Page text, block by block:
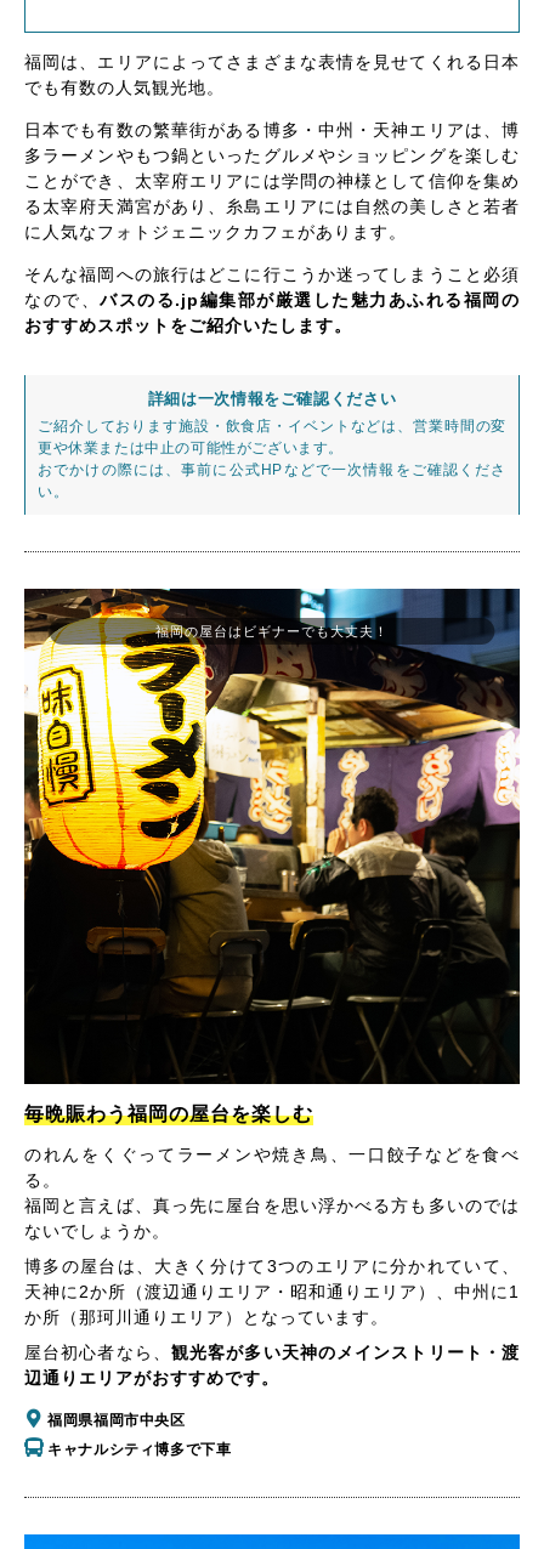
福岡は、エリアによってさまざまな表情を見せてくれる日本
でも有数の人気観光地。
日本でも有数の繁華街がある博多・中州・天神エリアは、博
多ラーメンやもつ鍋といったグルメやショッピングを楽しむ
ことができ、太宰府エリアには学問の神様として信仰を集め
る太宰府天満宮があり、糸島エリアには自然の美しさと若者
に人気なフォトジェニックカフェがあります。
そんな福岡への旅行はどこに行こうか迷ってしまうこと必須
なので、バスのる.jp編集部が厳選した魅力あふれる福岡の
おすすめスポットをご紹介いたします。
詳細は一次情報をご確認ください
ご紹介しております施設・飲食店・イベントなどは、営業時間の変
更や休業または中止の可能性がございます。
おでかけの際には、事前に公式HPなどで一次情報をご確認くださ
い。
福岡の屋台はビギナーでも大丈夫！
毎晩賑わう福岡の屋台を楽しむ
のれんをくぐってラーメンや焼き鳥、一口餃子などを食べ
る。
福岡と言えば、真っ先に屋台を思い浮かべる方も多いのでは
ないでしょうか。
博多の屋台は、大きく分けて3つのエリアに分かれていて、
天神に2か所（渡辺通りエリア・昭和通りエリア）、中州に1
か所（那珂川通りエリア）となっています。
屋台初心者なら、 観光客が多い天神のメインストリート・渡
辺通りエリアがおすすめです。
福岡県福岡市中央区
キャナルシティ博多で下車